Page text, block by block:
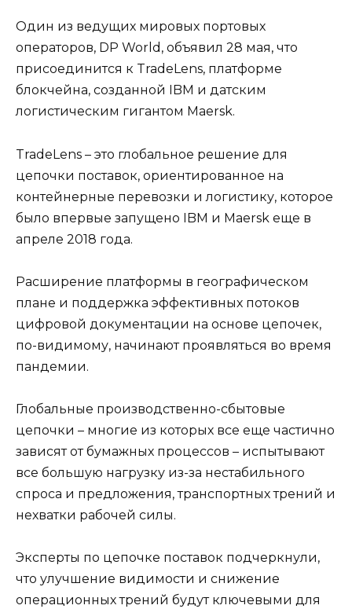
Один из ведущих мировых портовых
операторов, DP World, объявил 28 мая, что
присоединится к TradeLens, платформе
блокчейна, созданной IBM и датским
логистическим гигантом Maersk.
TradeLens – это глобальное решение для
цепочки поставок, ориентированное на
контейнерные перевозки и логистику, которое
было впервые запущено IBM и Maersk еще в
апреле 2018 года.
Расширение платформы в географическом
плане и поддержка эффективных потоков
цифровой документации на основе цепочек,
по-видимому, начинают проявляться во время
пандемии.
Глобальные производственно-сбытовые
цепочки – многие из которых все еще частично
зависят от бумажных процессов – испытывают
все большую нагрузку из-за нестабильного
спроса и предложения, транспортных трений и
нехватки рабочей силы.
Эксперты по цепочке поставок подчеркнули,
что улучшение видимости и снижение
операционных трений будут ключевыми для